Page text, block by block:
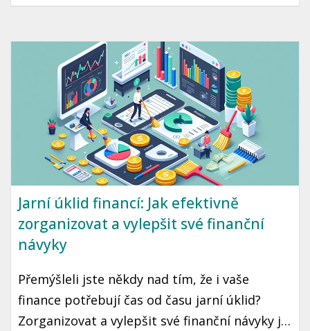
jak se vypořádat s finančními vlivy těchto
Podíváme se na český kontext a konkrétní
kroky, které můžete podniknout už dnes.
Jarní úklid financí: Jak efektivně
zorganizovat a vylepšit své finanční
návyky
Přemýšleli jste někdy nad tím, že i vaše
finance potřebují čas od času jarní úklid?
Zorganizovat a vylepšit své finanční návyky je